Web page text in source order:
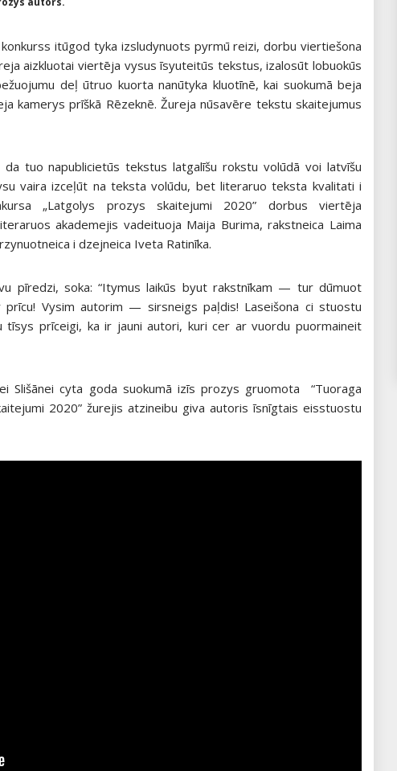
itūgod tyka izsludynuots pyrmū reizi, dorbu viertiešona
aizkluotai viertēja vysus īsyuteitūs tekstus, izalosūt lobuokūs
deļ ūtruo kuorta nanūtyka kluotīnē, kai suokumā beja
kamerys prīškā Rēzeknē. Žureja nūsavēre tekstu skaitejumus
tuo napublicietūs tekstus latgalīšu rokstu volūdā voi latvīšu
vaira izceļūt na teksta volūdu, bet literaruo teksta kvalitati i
„Latgolys prozys skaitejumi 2020” dorbus viertēja
akademejis vadeituoja Maija Burima, rakstneica Laima
i dzejneica Iveta Ratinīka.
pīredzi, soka: “Itymus laikūs byut rakstnīkam — tur dūmuot
Vysim autorim — sirsneigs paļdis! Laseišona ci stuostu
tīsys prīceigi, ka ir jauni autori, kuri cer ar vuordu puormaineit
Slišānei cyta goda suokumā izīs prozys gruomota “Tuoraga
2020” žurejis atzineibu giva autoris īsnīgtais eisstuostu